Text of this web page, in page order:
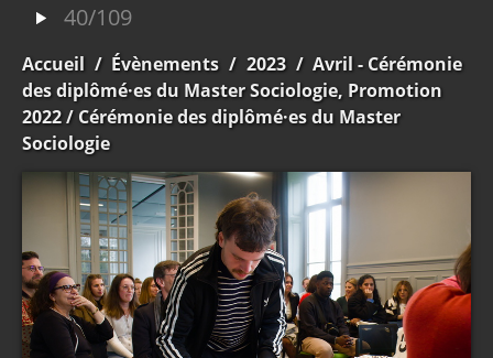
40/109
Accueil / Évènements / 2023 / Avril - Cérémonie
des diplômé·es du Master Sociologie, Promotion
2022/ Cérémonie des diplômé·es du Master
Sociologie